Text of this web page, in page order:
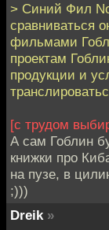
> Синий Фил
сравниваться
фильмами
проектам
продукции и
[с трудом
А сам Гоблин
книжки про
на пузе, в
;)))
Dreik »